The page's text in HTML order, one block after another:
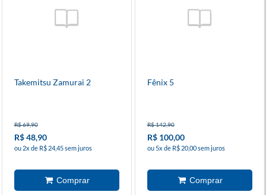
Takemitsu Zamurai 2
R$ 69,90
R$ 48,90
ou 2x de R$ 24,45 sem juros
Fênix 5
R$ 142,90
R$ 100,00
ou 5x de R$ 20,00 sem juros